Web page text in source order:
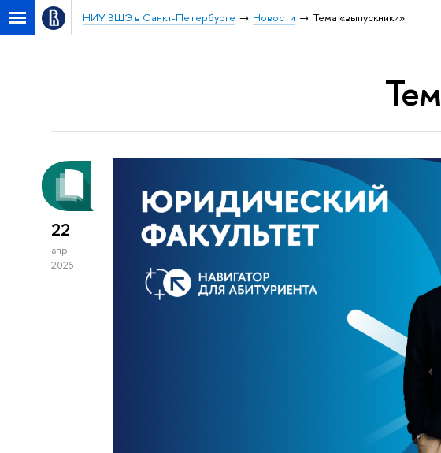
НИУ ВШЭ в Санкт-Петербурге Новости Тема «выпускники»
22
апр
2026